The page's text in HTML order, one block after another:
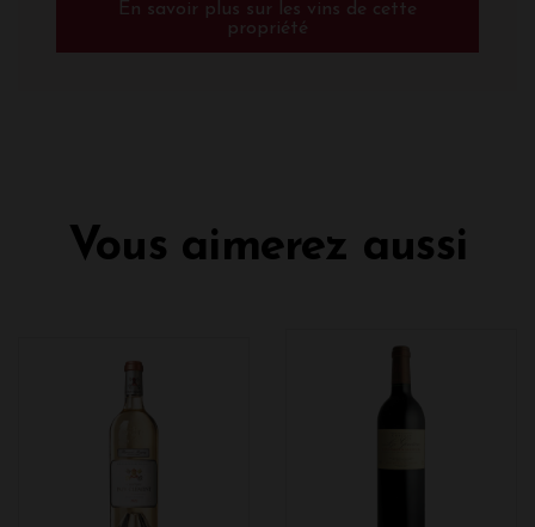
En savoir plus sur les vins de cette
propriété
Vous aimerez aussi